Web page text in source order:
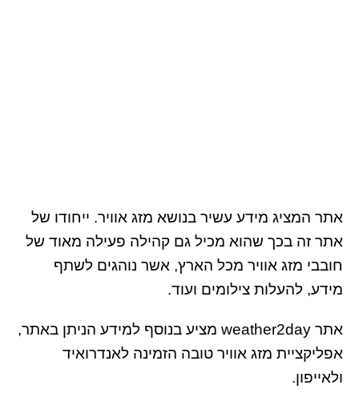
אתר המציג מידע עשיר בנושא מזג אוויר. ייחודו של
אתר זה בכך שהוא מכיל גם קהילה פעילה מאוד של
חובבי מזג אוויר מכל הארץ, אשר נוהגים לשתף
מידע, להעלות צילומים ועוד.
אתר weather2day מציע בנוסף למידע הניתן באתר,
אפליקציית מזג אוויר טובה הזמינה לאנדרואיד
ולאייפון.